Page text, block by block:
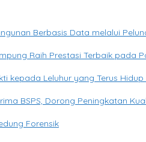
Berbasis Data melalui
Raih Prestasi Terbaik pada
kepada Leluhur yang Terus
BSPS, Dorong Peningkatan
Forensik